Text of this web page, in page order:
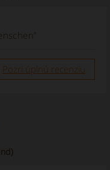
Pozri úplnú recenziu